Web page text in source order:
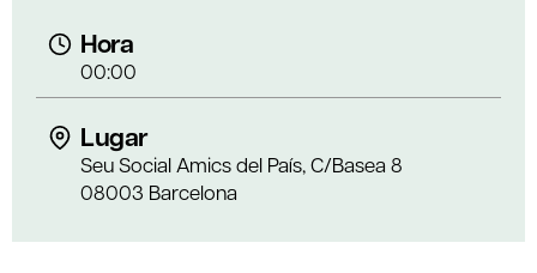
Hora
00:00
Lugar
Seu Social Amics del País, C/Basea 8
08003 Barcelona